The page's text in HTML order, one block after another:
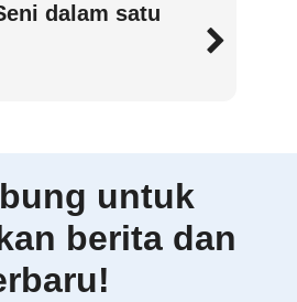
dalam satu
untuk
berita dan